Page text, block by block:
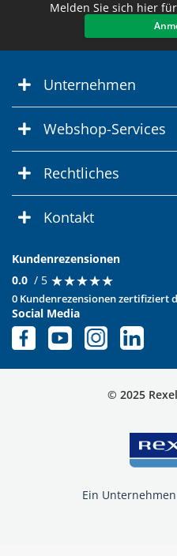
Melden Sie sich hier
Unternehmen
Webshop-Services
Rechtliches
Kontakt
Kundenrezensionen
0.0 / 5 ★★★★★
★★★★★
0 Kundenrezensionen zertifiziert
Social Media
© 2025 Rexel
Ein